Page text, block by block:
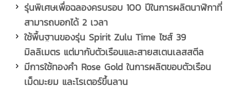
รุ่นพิเศษเพื่อฉลองครบรอบ 100 ปีในการผลิตนาฬิกาที่
สามารถบอกได้ 2 เวลา
ใช้พื้นฐานของรุ่น Spirit Zulu Time ไซส์ 39
มิลลิเมตร แต่มากับตัวเรือนและสายสเตนเลสสตีล
มีการใช้ทองคำ Rose Gold ในการผลิตขอบตัวเรือน
เม็ดมะยม และโรเตอร์ขึ้นลาน